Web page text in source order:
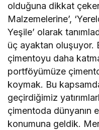
olduğuna dikkat
Malzemelerine’,
Yeşile’ olarak
üç ayaktan oluşuyor.
çimentoyu daha
portföyümüze
koymak. Bu
geçirdiğimiz
çimentoda dünyanın
konumuna geldik.